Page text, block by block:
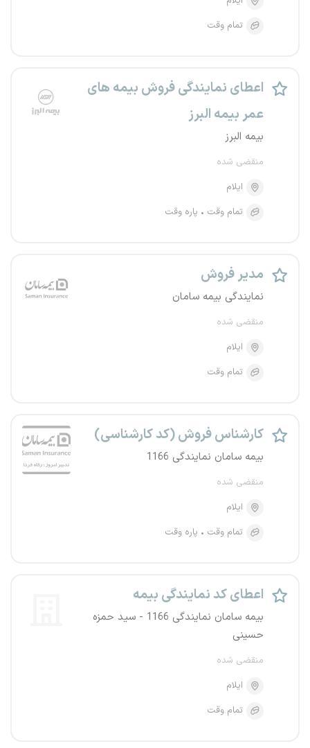
تمام وقت
اعطای نمایندگی فروش بیمه های
عمر بیمه البرز
بیمه البرز
منقضی شده
ایلام
تمام وقت
پاره وقت
مدیر فروش
نمایندگی بیمه سامان
منقضی شده
ایلام
تمام وقت
کارشناس فروش (کد کارشناسی)
بیمه سامان نمایندگی 1166
منقضی شده
ایلام
تمام وقت
پاره وقت
اعطای کد نمایندگی بیمه
بیمه سامان نمایندگی 1166 - سید حمزه
حسینی
منقضی شده
ایلام
تمام وقت